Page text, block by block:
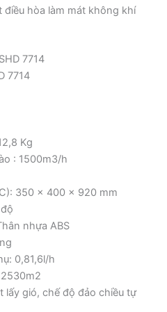
hòa làm mát không khí
7714
7714
Kg
: 1500m3/h
350 x 400 x 920 mm
nhựa ABS
0,81,6l/h
lấy gió, chế độ đảo chiều tự